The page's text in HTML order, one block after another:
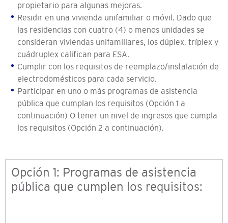
propietario para algunas mejoras.
Residir en una vivienda unifamiliar o móvil. Dado que
las residencias con cuatro (4) o menos unidades se
consideran viviendas unifamiliares, los dúplex, tríplex y
cuádruplex califican para ESA.
Cumplir con los requisitos de reemplazo/instalación de
electrodomésticos para cada servicio.
Participar en uno o más programas de asistencia
pública que cumplan los requisitos (Opción 1 a
continuación) O tener un nivel de ingresos que cumpla
los requisitos (Opción 2 a continuación).
Opción 1: Programas de asistencia
pública que cumplen los requisitos: